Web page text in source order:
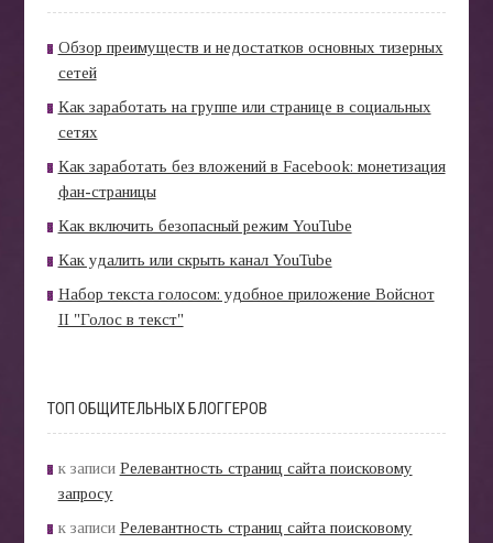
Обзор преимуществ и недостатков основных тизерных
сетей
Как заработать на группе или странице в социальных
сетях
Как заработать без вложений в Facebook: монетизация
фан-страницы
Как включить безопасный режим YouTube
Как удалить или скрыть канал YouTube
Набор текста голосом: удобное приложение Войснот
II "Голос в текст"
ТОП ОБЩИТЕЛЬНЫХ БЛОГГЕРОВ
к записи Релевантность страниц сайта поисковому
запросу
к записи Релевантность страниц сайта поисковому